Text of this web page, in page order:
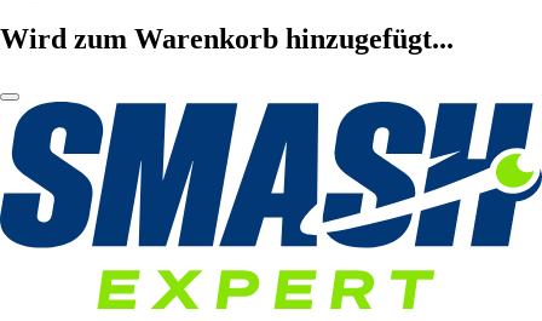
Wird zum Warenkorb hinzugefügt...